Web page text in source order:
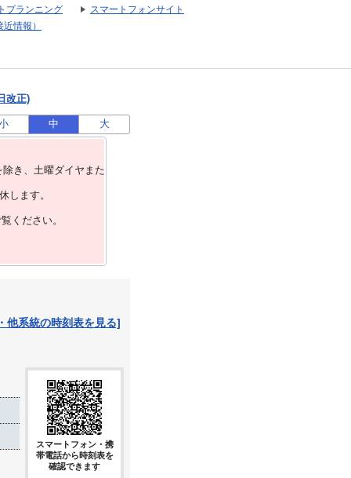
プランニング
スマートフォンサイト
情報）
改正)
中 大
き、⼟曜ダイヤまた
します。
ください。
他系統の時刻表を見る]
スマートフォン・携
帯電話から時刻表を
確認できます